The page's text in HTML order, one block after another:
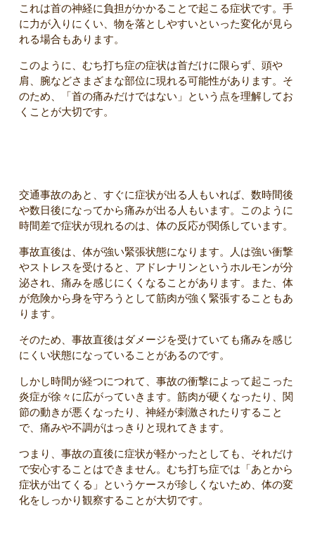
これは首の神経に負担がかかることで起こる症状です。手
に力が入りにくい、物を落としやすいといった変化が見ら
れる場合もあります。
このように、むち打ち症の症状は首だけに限らず、頭や
肩、腕などさまざまな部位に現れる可能性があります。そ
のため、「首の痛みだけではない」という点を理解してお
くことが大切です。
交通事故のあと、すぐに症状が出る人もいれば、数時間後
や数日後になってから痛みが出る人もいます。このように
時間差で症状が現れるのは、体の反応が関係しています。
事故直後は、体が強い緊張状態になります。人は強い衝撃
やストレスを受けると、アドレナリンというホルモンが分
泌され、痛みを感じにくくなることがあります。また、体
が危険から身を守ろうとして筋肉が強く緊張することもあ
ります。
そのため、事故直後はダメージを受けていても痛みを感じ
にくい状態になっていることがあるのです。
しかし時間が経つにつれて、事故の衝撃によって起こった
炎症が徐々に広がっていきます。筋肉が硬くなったり、関
節の動きが悪くなったり、神経が刺激されたりすること
で、痛みや不調がはっきりと現れてきます。
つまり、事故の直後に症状が軽かったとしても、それだけ
で安心することはできません。むち打ち症では「あとから
症状が出てくる」というケースが珍しくないため、体の変
化をしっかり観察することが大切です。